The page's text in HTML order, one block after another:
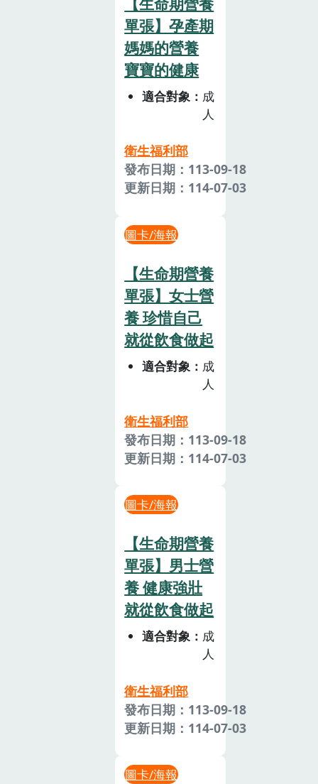
單張】孕產期
媽媽的營養
寶寶的健康
適合對象
成
人
衛生福利部
發布日期：113-09-18
更新日期：114-07-03
圖卡/海報
【生命期營養
單張】女士營
養 珍惜自己
就從飲食做起
適合對象
成
人
衛生福利部
發布日期：113-09-18
更新日期：114-07-03
圖卡/海報
【生命期營養
單張】男士營
養 健康強壯
就從飲食做起
適合對象
成
人
衛生福利部
發布日期：113-09-18
更新日期：114-07-03
圖卡/海報